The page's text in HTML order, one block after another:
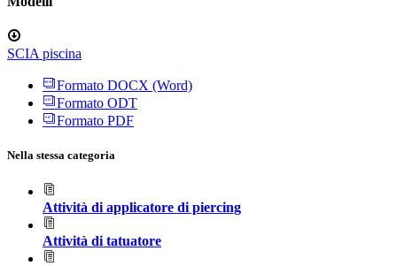
SCIA piscina
Formato DOCX (Word)
Formato ODT
Formato PDF
Nella stessa categoria
Attività di applicatore di piercing
Attività di tatuatore